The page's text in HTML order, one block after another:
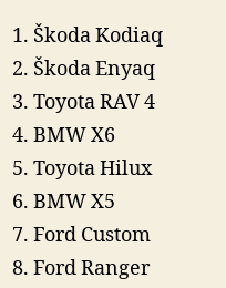
Škoda Kodiaq
Škoda Enyaq
Toyota RAV 4
BMW X6
Toyota Hilux
BMW X5
Ford Custom
Ford Ranger